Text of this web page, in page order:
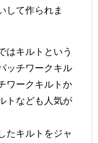
して作られま
はキルトという
ッチワークキル
ワークキルトか
トなども人気が
たキルトをジャ